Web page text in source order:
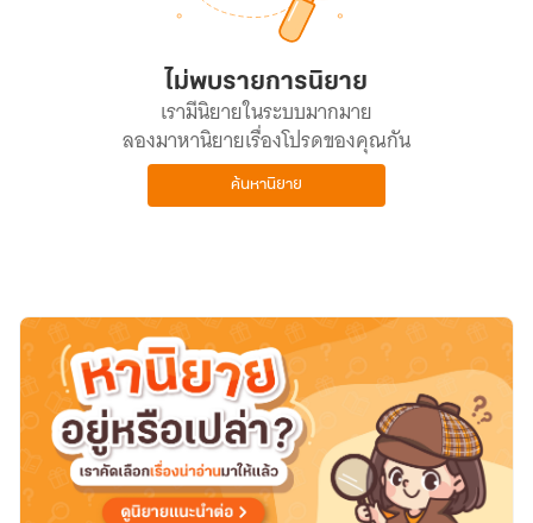
ไม่พบรายการนิยาย
เรามีนิยายในระบบมากมาย
ลองมาหานิยายเรื่องโปรดของคุณกัน
ค้นหานิยาย